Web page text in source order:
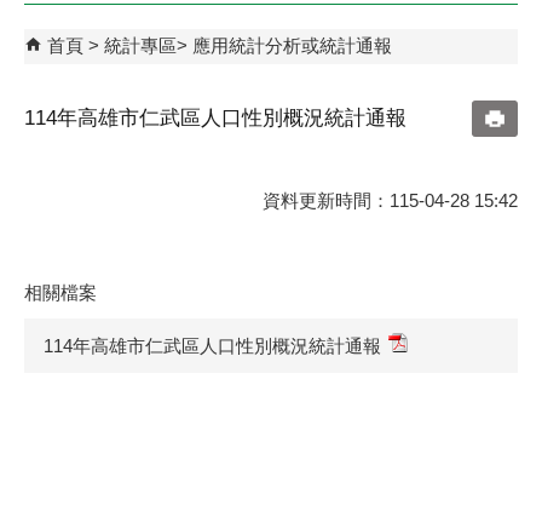
首頁 統計專區 應用統計分析或統計通報
114年高雄市仁武區人口性別概況統計通報
資料更新時間：115-04-28 15:42
相關檔案
114年高雄市仁武區人口性別概況統計通報